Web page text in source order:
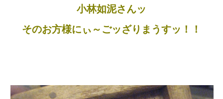
小林如泥さんッ
そのお方様にぃ～ごッざりまうすッ！！